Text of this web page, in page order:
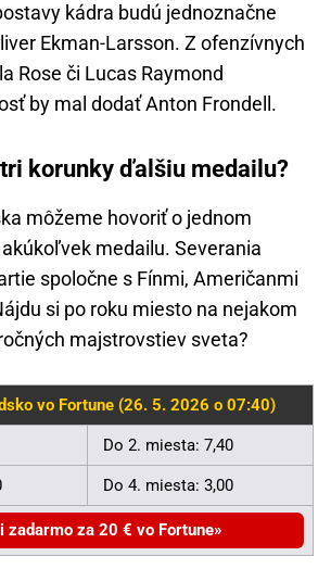
kádra budú jednoznačne
Ekman-Larsson. Z ofenzívnych
Rose či Lucas Raymond
by mal dodať Anton Frondell.
korunky ďalšiu medailu?
môžeme hovoriť o jednom
medailu. Severania
spoločne s Fínmi, Američanmi
si po roku miesto na nejakom
majstrovstiev sveta?
vo Fortune (26. 5. 2026 o 07:40)
Do 2. miesta: 7,40
Do 4. miesta: 3,00
zadarmo za 20 € vo Fortune